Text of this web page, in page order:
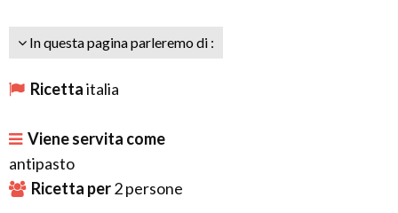
In questa pagina parleremo di :
Ricettaitalia
Viene servita come
antipasto
Ricetta per2persone